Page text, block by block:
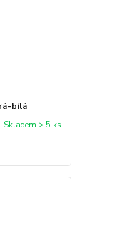
bílá
Skladem > 5 ks